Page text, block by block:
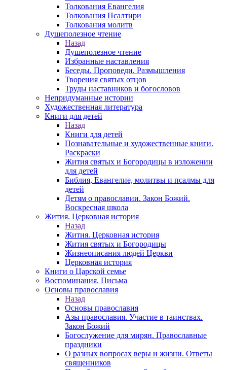
Толкования Евангелия
Толкования Псалтири
Толкования молитв
Душеполезное чтение
Назад
Душеполезное чтение
Избранные наставления
Беседы. Проповеди. Размышления
Творения святых отцов
Труды наставников и богословов
Непридуманные истории
Художественная литература
Книги для детей
Назад
Книги для детей
Познавательные и художественные книги.
Раскраски
Жития святых и Богородицы в изложении
для детей
Библия, Евангелие, молитвы и псалмы для
детей
Детям о православии. Закон Божий.
Воскресная школа
Жития. Церковная история
Назад
Жития. Церковная история
Жития святых и Богородицы
Жизнеописания людей Церкви
Церковная история
Книги о Царской семье
Воспоминания. Письма
Основы православия
Назад
Основы православия
Азы православия. Участие в таинствах.
Закон Божий
Богослужение для мирян. Православные
праздники
О разных вопросах веры и жизни. Ответы
священников